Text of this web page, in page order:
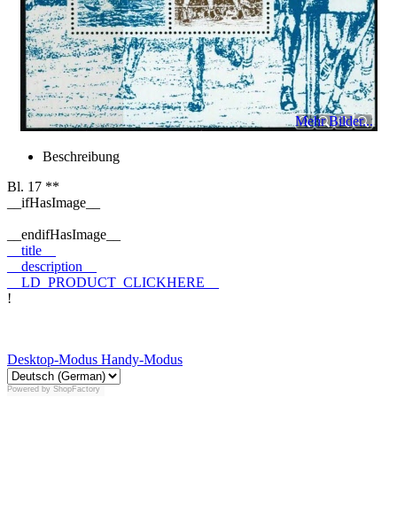
Mehr Bilder...
Beschreibung
Bl. 17 **
__ifHasImage__
__endifHasImage__
__title__
__description__
__LD_PRODUCT_CLICKHERE__
!
Desktop-Modus Handy-Modus
Powered by ShopFactory